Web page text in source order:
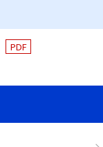
PDF